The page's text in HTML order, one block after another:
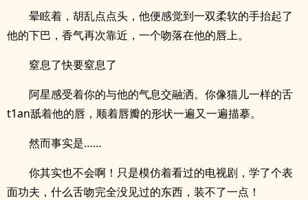
晕眩着，胡乱点点头，他便感觉到一双柔软的手抬起了
他的下巴，香气再次靠近，一个吻落在他的唇上。
窒息了快要窒息了
阿星感受着你的与他的气息交融洒。你像猫儿一样的舌
t1an舐着他的唇，顺着唇瓣的形状一遍又一遍描摹。
然而事实是……
你其实也不会啊！只是模仿着看过的电视剧，学了个表
面功夫，什么舌吻完全没见过的东西，装不了一点！